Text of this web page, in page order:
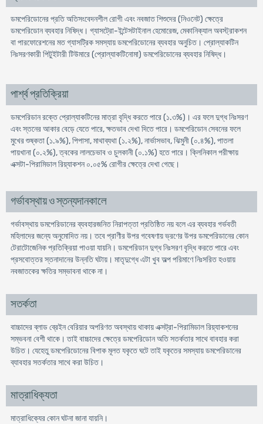
ডমপেরিডােনের প্রতি অতিসংবেদনশীল রােগী এবং নবজাত শিশুদের (নিওনেট) ক্ষেত্রে
ডমপেরিডােন ব্যবহার নিষিদ্ধ। গ্যাসট্রো-ইন্টেসটাইনাল হেমােরেজ, মেকানিক্যাল অবস্ট্রাকশন
বা পারফোরেশনের মত গ্যাসট্রিক সমস্যায় ডমপেরিডোনের ব্যবহার অনুচিত। প্রােল্যাকটিন
নিঃসরণকারী পিটুইটারী টিউমারে (প্রোল্যাকটিনােমা) ডমপেরিডােনের ব্যবহার নিষিদ্ধ।
পার্শ্ব প্রতিক্রিয়া
ডমপেরিডান রক্তে প্রােল্যাকটিনের মাত্রা বৃদ্ধি করতে পারে (১.৩%)। এর ফলে দুগ্ধ নিঃসরণ
এবং স্তনের আকার বেড়ে যেতে পারে, ক্ষতভাব দেখা দিতে পারে। ডমপেরিডােন সেবনের ফলে
মুখের শুষ্কতা (১.৯%), পিপাসা, মাথাব্যথা (১.২%), নার্ভাসভাব, ঝিমুনী (০.৪%), পাতলা
পায়খানা (০.২%), ত্বকের লালচেভাব ও চুলকানী (০.১%) হতে পারে। ক্লিনিকাল পরীক্ষায়
এক্সটা-পিরামিডাল রিয়্যাকশন ০.০৫% রােগীর ক্ষেত্রে দেখা গেছে।
গর্ভাবস্থায় ও স্তন্যদানকালে
গর্ভাবস্থায় ডমপেরিডানের ব্যবহারজনিত নিরাপত্তা প্রতিষ্ঠিত নয় বলে এর ব্যবহার গর্ভবতী
মহিলাদের জন্যে অনুমােদিত নয়। তবে প্রাণীর উপর গবেষণায় ভ্রণের উপর ডমপেরিডানের কোন
টেরাটোজেনিক প্রতিক্রিয়া পাওয়া যায়নি। ডমপেরিডান দুগ্ধ নিঃসরণ বৃদ্ধি করতে পারে এবং
প্রসবােত্তর স্তনাদানের উন্নতি ঘটায়। মাতৃদুগ্ধে এটা খুব অল্প পরিমাণে নিঃসরিত হওয়ায়
নবজাতকের ক্ষতির সম্ভাবনা থাকে না।
সতর্কতা
বাচ্চাদের ব্লাড ব্রেইন বেরিয়ার অপরিণত অবস্থায় থাকায় এক্সট্রা-পিরামিডাল রিয়্যাকশনের
সম্ভবনা বেশী থাকে। তাই বাচ্চাদের ক্ষেত্রে ডমপেরিডােন অতি সতর্কতার সাথে বাবহার করা
উচিত। যেহেতু ডমপেরিডোনের বিপাক মূলত যকৃতে ঘটে তাই যকৃতের সমস্যায় ডমপেরিডানের
ব্যাবহার সতর্কতার সাথে করা উচিত।
মাত্রাধিক্যতা
মাত্রাধিক্যের কোন ঘটনা জানা যায়নি।